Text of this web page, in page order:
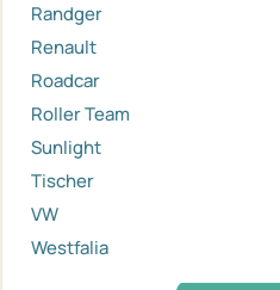
Randger
Renault
Roadcar
Roller Team
Sunlight
Tischer
VW
Westfalia